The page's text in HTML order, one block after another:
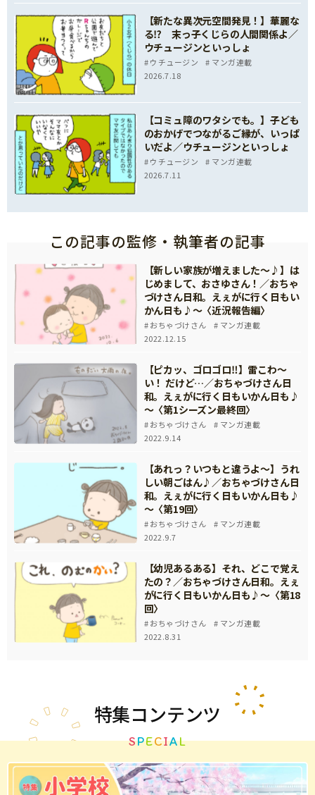
【新たな異次元空間発見！】華麗な
る⁉ 末っ子くじらの人間関係よ／
ウチュージンといっしょ
ウチュージン
マンガ連載
2026.7.18
【コミュ障のワタシでも。】子ども
のおかげでつながるご縁が、いっぱ
いだよ／ウチュージンといっしょ
ウチュージン
マンガ連載
2026.7.11
この記事の監修・執筆者の記事
【新しい家族が増えました～♪】は
じめまして、おさゆさん！／おちゃ
づけさん日和。えぇがに行く日もい
かん日も♪～〈近況報告編〉
おちゃづけさん
マンガ連載
2022.12.15
【ピカッ、ゴロゴロ‼】雷こわ～
い！ だけど…／おちゃづけさん日
和。えぇがに行く日もいかん日も♪
～〈第1シーズン最終回〉
おちゃづけさん
マンガ連載
2022.9.14
【あれっ？いつもと違うよ～】うれ
しい朝ごはん♪／おちゃづけさん日
和。えぇがに行く日もいかん日も♪
～〈第19回〉
おちゃづけさん
マンガ連載
2022.9.7
【幼児あるある】それ、どこで覚え
たの？／おちゃづけさん日和。えぇ
がに行く日もいかん日も♪～〈第18
回〉
おちゃづけさん
マンガ連載
2022.8.31
特集コンテンツ
SPECIAL